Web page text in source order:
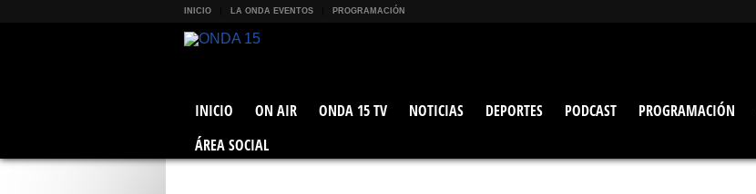
INICIO LA ONDA EVENTOS PROGRAMACIÓN
INICIO ON AIR ONDA 15 TV NOTICIAS DEPORTES PODCAST PROGRAMACIÓN
ÁREA SOCIAL